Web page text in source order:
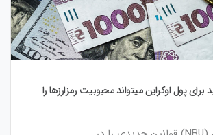
پول اوکراین میتواند محبوبیت رمزارزها را